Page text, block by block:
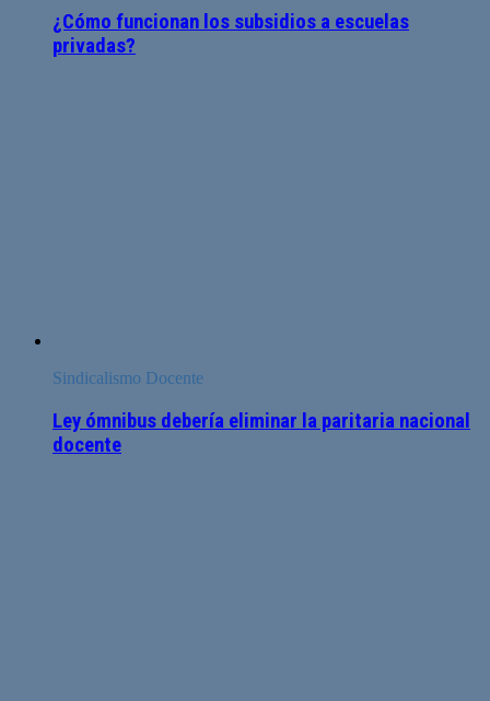
¿Cómo funcionan los subsidios a escuelas
privadas?
Sindicalismo Docente
Ley ómnibus debería eliminar la paritaria nacional
docente